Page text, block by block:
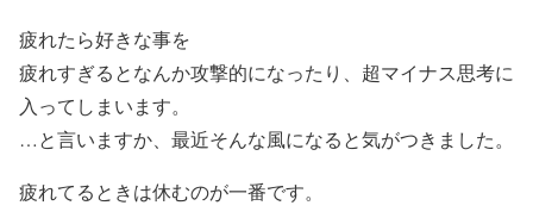
疲れたら好きな事を
疲れすぎるとなんか攻撃的になったり、超マイナス思考に
入ってしまいます。
…と言いますか、最近そんな風になると気がつきました。
疲れてるときは休むのが一番です。